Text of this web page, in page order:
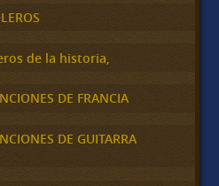
de la historia,
DE FRANCIA
DE GUITARRA